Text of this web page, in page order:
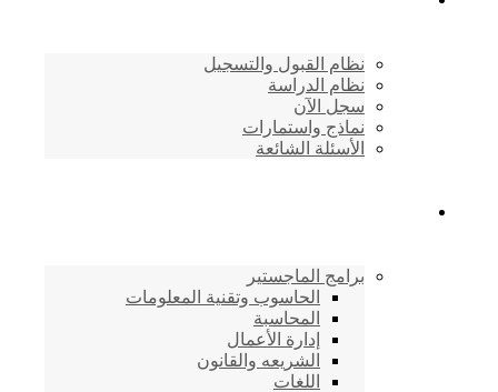
نظام القبول والتسجيل
نظام الدراسة
سجل الآن
نماذج واستمارات
الأسئلة الشائعة
برامج الماجستير
الحاسوب وتقنية المعلومات
المحاسبة
إدارة الأعمال
الشريعه والقانون
اللغات